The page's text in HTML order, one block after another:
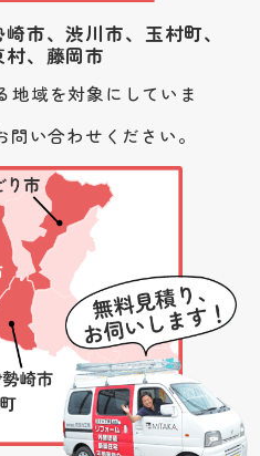
市、渋川市、 玉村町、
、藤岡市
地域を対象にしていま
い合わせください。